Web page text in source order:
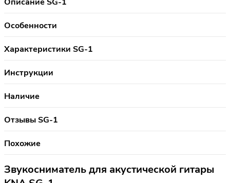
Особенности
Характеристики SG-1
Инструкции
Наличие
Отзывы SG-1
Похожие
Звукосниматель для акустической гитары